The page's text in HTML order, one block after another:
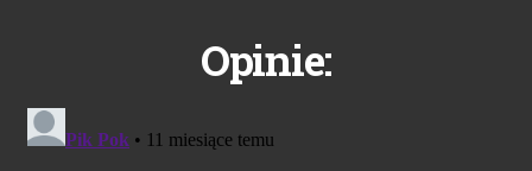
Opinie: